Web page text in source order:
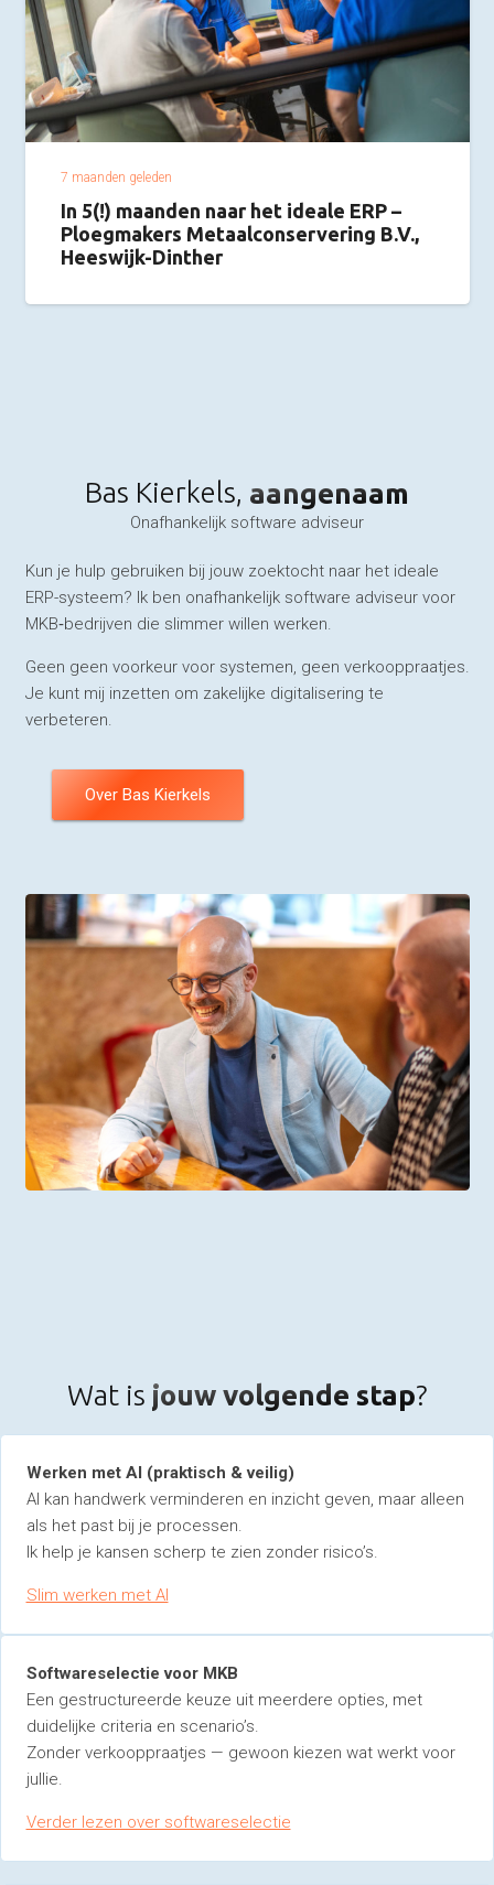
7 maanden geleden
In 5(!) maanden naar het ideale ERP –
Ploegmakers Metaalconservering B.V.,
Heeswijk-Dinther
Bas Kierkels, aangenaam
Onafhankelijk software adviseur
Kun je hulp gebruiken bij jouw zoektocht naar het ideale
ERP-systeem? Ik ben onafhankelijk software adviseur voor
MKB‑bedrijven die slimmer willen werken.
Geen geen voorkeur voor systemen, geen verkooppraatjes.
Je kunt mij inzetten om zakelijke digitalisering te
verbeteren.
Over Bas Kierkels
Wat is jouw volgende stap?
Werken met AI (praktisch & veilig)
AI kan handwerk verminderen en inzicht geven, maar alleen
als het past bij je processen.
Ik help je kansen scherp te zien zonder risico’s.
Slim werken met AI
Softwareselectie voor MKB
Een gestructureerde keuze uit meerdere opties, met
duidelijke criteria en scenario’s.
Zonder verkooppraatjes — gewoon kiezen wat werkt voor
jullie.
Verder lezen over softwareselectie